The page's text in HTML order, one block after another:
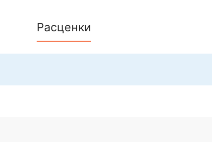
Расценки